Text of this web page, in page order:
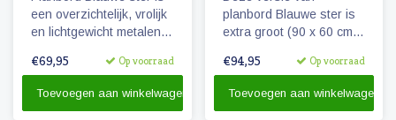
een overzichtelijk, vrolijk
en lichtgewicht metalen
(60 x 40 cm). Het bord
week en werkt met
€69,95 Op voorraad
Toevoegen aan winkelwagen
planbord Blauwe ster is
extra groot (90 x 60 cm)
familieplanbord. Het bord
week, is beschrijfbaar
€94,95 Op voorraad
Toevoegen aan winkelwagen